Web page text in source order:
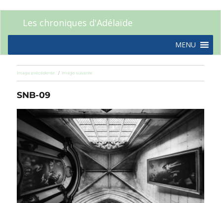
Les chroniques d'Adélaïde
MENU
Image précédente Image suivante
SNB-09